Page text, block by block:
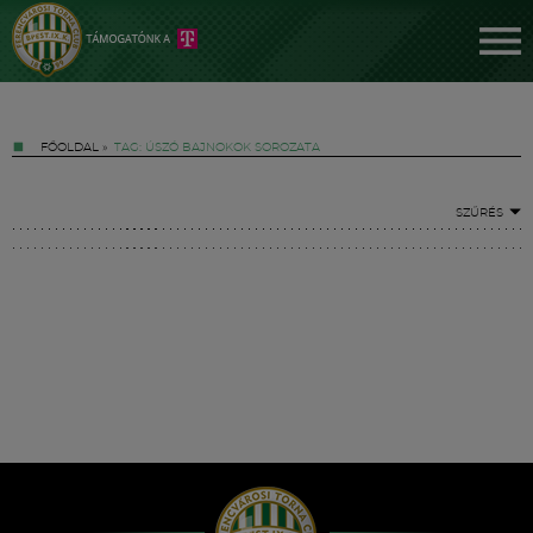
FŐOLDAL » TAG: ÚSZÓ BAJNOKOK SOROZATA
SZŰRÉS
Hírek